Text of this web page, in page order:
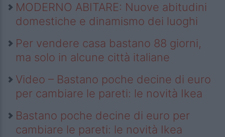
MODERNO ABITARE: Nuove abitudini
domestiche e dinamismo dei luoghi
Per vendere casa bastano 88 giorni,
ma solo in alcune città italiane
Video – Bastano poche decine di euro
per cambiare le pareti: le novità Ikea
Bastano poche decine di euro per
cambiare le pareti: le novità Ikea